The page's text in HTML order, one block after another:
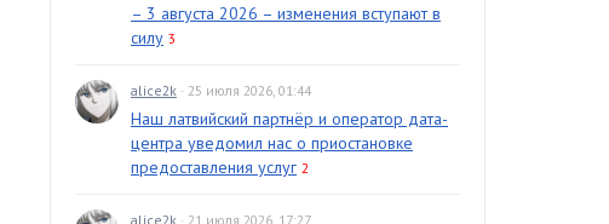
– 3 августа 2026 – изменения вступают в
силу 3
alice2k · 25 июля 2026, 01:44
Наш латвийский партнёр и оператор дата-
центра уведомил нас о приостановке
предоставления услуг 2
alice2k · 21 июля 2026, 17:27